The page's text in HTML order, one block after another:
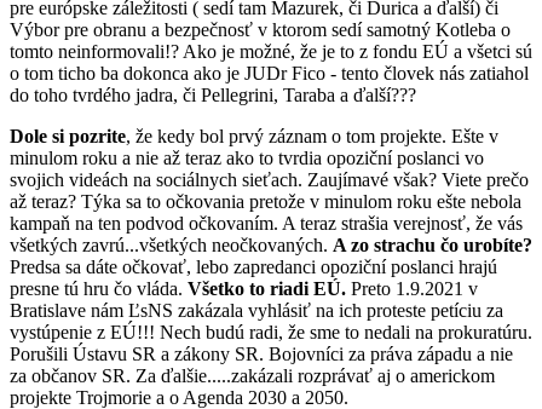
pre európske záležitosti ( sedí tam Mazurek, či Ďurica a ďalší) či
Výbor pre obranu a bezpečnosť v ktorom sedí samotný Kotleba o
tomto neinformovali!? Ako je možné, že je to z fondu EÚ a všetci sú
o tom ticho ba dokonca ako je JUDr Fico - tento človek nás zatiahol
do toho tvrdého jadra, či Pellegrini, Taraba a ďalší???
Dole si pozrite, že kedy bol prvý záznam o tom projekte. Ešte v
minulom roku a nie až teraz ako to tvrdia opoziční poslanci vo
svojich videách na sociálnych sieťach. Zaujímavé však? Viete prečo
až teraz? Týka sa to očkovania pretože v minulom roku ešte nebola
kampaň na ten podvod očkovaním. A teraz strašia verejnosť, že vás
všetkých zavrú...všetkých neočkovaných. A zo strachu čo urobíte?
Predsa sa dáte očkovať, lebo zapredanci opoziční poslanci hrajú
presne tú hru čo vláda. Všetko to riadi EÚ. Preto 1.9.2021 v
Bratislave nám ĽsNS zakázala vyhlásiť na ich proteste petíciu za
vystúpenie z EÚ!!! Nech budú radi, že sme to nedali na prokuratúru.
Porušili Ústavu SR a zákony SR. Bojovníci za práva západu a nie
za občanov SR. Za ďalšie.....zakázali rozprávať aj o americkom
projekte Trojmorie a o Agenda 2030 a 2050.